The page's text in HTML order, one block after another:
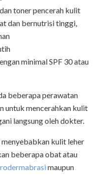
toner pencerah kulit
dan bernutrisi tinggi,
minimal SPF 30 atau
beberapa perawatan
untuk mencerahkan kulit
langsung oleh dokter.
kulit leher
beberapa obat atau
maupun